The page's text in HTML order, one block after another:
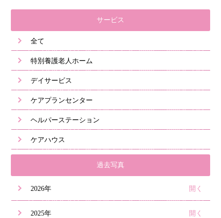
サービス
全て
特別養護老人ホーム
デイサービス
ケアプランセンター
ヘルパーステーション
ケアハウス
過去写真
2026年
2025年